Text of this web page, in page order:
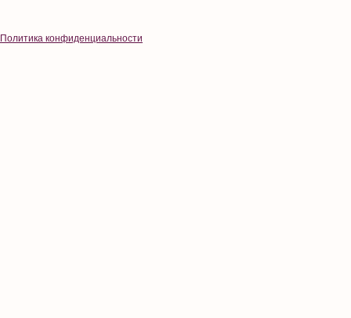
Политика конфиденциальности